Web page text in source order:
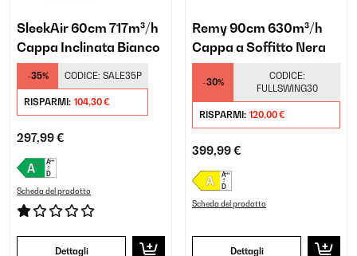
SleekAir 60cm 717m³/h
Cappa Inclinata Bianco
-35% CODICE: SALE35P
RISPARMI: 104,30 €
297,99 €
Scheda del prodotto
Dettagli
Remy 90cm 630m³/h
Cappa a Soffitto Nera
-30%
CODICE:
FULLSWING30
RISPARMI: 120,00 €
399,99 €
Scheda del prodotto
Dettagli